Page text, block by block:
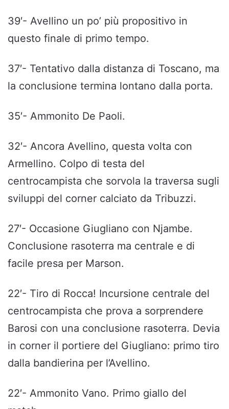
39′- Avellino un po’ più propositivo in
questo finale di primo tempo.
37′- Tentativo dalla distanza di Toscano, ma
la conclusione termina lontano dalla porta.
35′- Ammonito De Paoli.
32′- Ancora Avellino, questa volta con
Armellino. Colpo di testa del
centrocampista che sorvola la traversa sugli
sviluppi del corner calciato da Tribuzzi.
27′- Occasione Giugliano con Njambe.
Conclusione rasoterra ma centrale e di
facile presa per Marson.
22′- Tiro di Rocca! Incursione centrale del
centrocampista che prova a sorprendere
Barosi con una conclusione rasoterra. Devia
in corner il portiere del Giugliano: primo tiro
dalla bandierina per l’Avellino.
22′- Ammonito Vano. Primo giallo del